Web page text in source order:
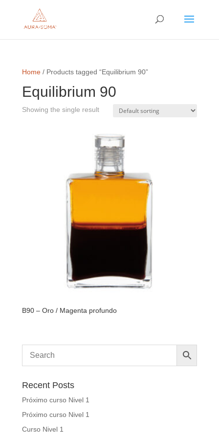
Home/ Products tagged “Equilibrium 90”
Equilibrium 90
Showing the single result
B90 – Oro / Magenta profundo
Recent Posts
Próximo curso Nivel 1
Próximo curso Nivel 1
Curso Nivel 1